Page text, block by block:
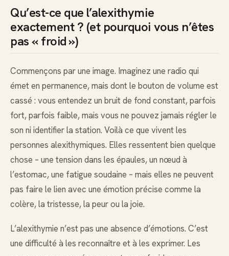
Qu’est-ce que l’alexithymie
exactement ? (et pourquoi vous n’êtes
pas « froid »)
Commençons par une image. Imaginez une radio qui
émet en permanence, mais dont le bouton de volume est
cassé : vous entendez un bruit de fond constant, parfois
fort, parfois faible, mais vous ne pouvez jamais régler le
son ni identifier la station. Voilà ce que vivent les
personnes alexithymiques. Elles ressentent bien quelque
chose – une tension dans les épaules, un nœud à
l’estomac, une fatigue soudaine – mais elles ne peuvent
pas faire le lien avec une émotion précise comme la
colère, la tristesse, la peur ou la joie.
L’alexithymie n’est pas une absence d’émotions. C’est
une difficulté à les reconnaître et à les exprimer. Les